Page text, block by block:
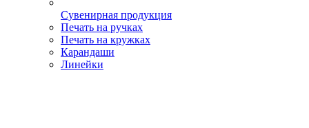
Сувенирная продукция
Печать на ручках
Печать на кружках
Карандаши
Линейки